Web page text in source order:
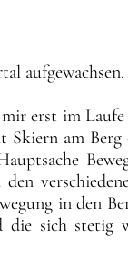
aufgewachsen.
erst im
Skiern am
in den
die sich stetig